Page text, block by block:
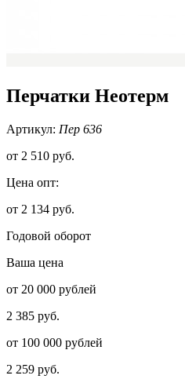
Перчатки Неотерм
Артикул: Пер 636
от 2 510 руб.
Цена опт:
от 2 134 руб.
Годовой оборот
Ваша цена
от 20 000 рублей
2 385 руб.
от 100 000 рублей
2 259 руб.